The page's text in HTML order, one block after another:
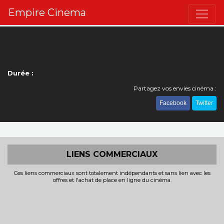
Empire Cinema
Durée :
Partagez vos envies cinéma :
Facebook Twitter
LIENS COMMERCIAUX
Ces liens commerciaux sont totalement indépendants et sans lien avec les
offres et l'achat de place en ligne du cinéma.